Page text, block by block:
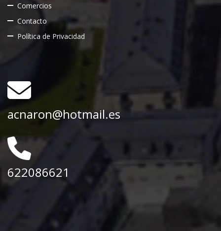
Comercios
Contacto
Política de Privacidad
acnaron@hotmail.es
622086621